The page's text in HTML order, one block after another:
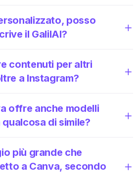
posso
il GalilAI?
contenuti per altri
a Instagram?
offre anche modelli
di simile?
più grande che
a Canva, secondo